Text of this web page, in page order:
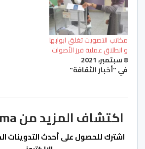
مكاتب التصويت تغلق ابوابها
و انطلاق عملية فرز الأصوات
8 سبتمبر، 2021
في "أخبار الثقافة"
اكتشاف المزيد من azulpress.ma
اشترك للحصول على أحدث التدوينات